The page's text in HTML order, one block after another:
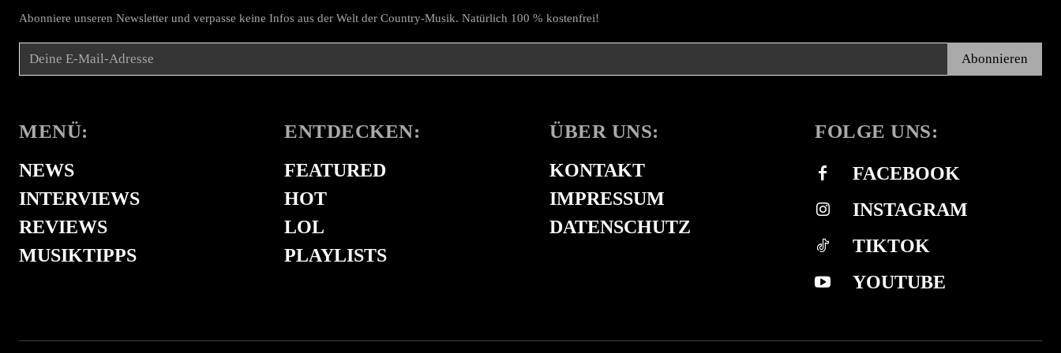
Abonniere unseren Newsletter und verpasse keine Infos aus der Welt der Country-Musik. Natürlich 100 % kostenfrei!
Abonnieren
MENÜ:
NEWS
INTERVIEWS
REVIEWS
MUSIKTIPPS
ENTDECKEN:
FEATURED
HOT
LOL
PLAYLISTS
ÜBER UNS:
KONTAKT
IMPRESSUM
DATENSCHUTZ
FOLGE UNS:
FACEBOOK
INSTAGRAM
TIKTOK
YOUTUBE